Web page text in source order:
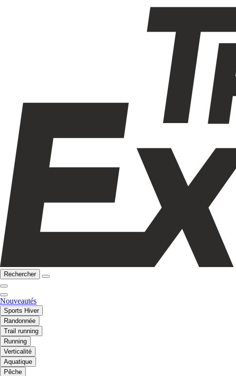
Rechercher
Nouveautés
Sports Hiver
Randonnée
Trail running
Running
Verticalité
Aquatique
Pêche